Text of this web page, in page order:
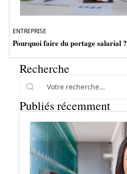
ENTREPRISE
Pourquoi faire du portage salarial ?
Recherche
Publiés récemment